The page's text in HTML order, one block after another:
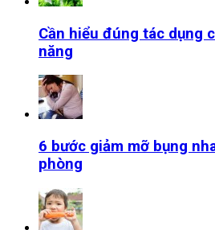
Cần hiểu đúng tác dụng
năng
6 bước giảm mỡ bụng
phòng